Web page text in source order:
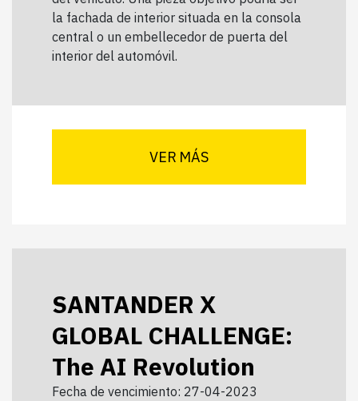
la fachada de interior situada en la consola
central o un embellecedor de puerta del
interior del automóvil.
VER MÁS
SANTANDER X
GLOBAL CHALLENGE:
The AI Revolution
Fecha de vencimiento: 27-04-2023